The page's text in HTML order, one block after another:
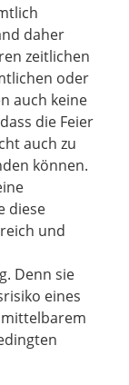
daher
zeitlichen
oder
auch keine
die Feier
auch zu
können.
diese
und
Denn sie
eines